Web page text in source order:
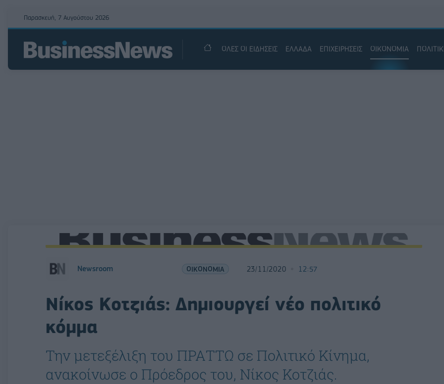
Παρασκευή, 7 Αυγούστου 2026
ΟΛΕΣ ΟΙ ΕΙΔΗΣΕΙΣ ΕΛΛΑΔΑ ΕΠΙΧΕΙΡΗΣΕΙΣ ΟΙΚΟΝΟΜΙΑ
Newsroom ΟΙΚΟΝΟΜΙΑ 23/11/2020 12:57
Νίκος Κοτζιάς: Δημιουργεί νέο πολιτικό
κόμμα
Την μετεξέλιξη του ΠΡΑΤΤΩ σε Πολιτικό Κίνημα,
ανακοίνωσε ο Πρόεδρος του, Νίκος Κοτζιάς.